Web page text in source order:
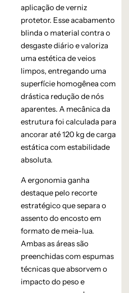
aplicação de verniz
protetor. Esse acabamento
blinda o material contra o
desgaste diário e valoriza
uma estética de veios
limpos, entregando uma
superfície homogênea com
drástica redução de nós
aparentes. A mecânica da
estrutura foi calculada para
ancorar até 120 kg de carga
estática com estabilidade
absoluta.
A ergonomia ganha
destaque pelo recorte
estratégico que separa o
assento do encosto em
formato de meia-lua.
Ambas as áreas são
preenchidas com espumas
técnicas que absorvem o
impacto do peso e